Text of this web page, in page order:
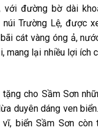
với đường bờ dài
núi Trường Lệ, được
cát vàng óng ả,
mang lại nhiều lợi ích
tặng cho Sầm Sơn
duyên dáng ven
biển Sầm Sơn còn